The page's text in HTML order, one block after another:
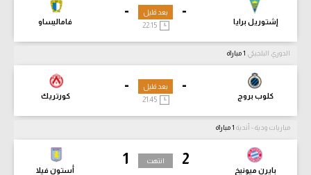
-
إشتوريل برايا
-
فاماليساو
بعد قليل
22:15
الدوري البلجيكي
-
كلوب بروج
-
كورتريك
بعد قليل
21:45
مباريات ودية - أندية
2
بايرن ميونيخ
1
أستون فيلا
انتهت